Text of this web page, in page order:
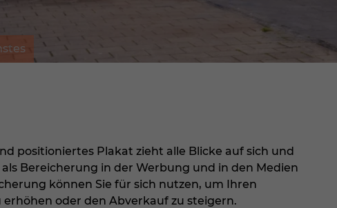
positioniertes Plakat zieht alle Blicke auf sich und
Bereicherung in der Werbung und in den Medien
können Sie für sich nutzen, um Ihren
oder den Abverkauf zu steigern.